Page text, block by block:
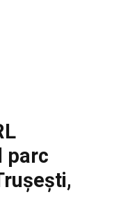
parc